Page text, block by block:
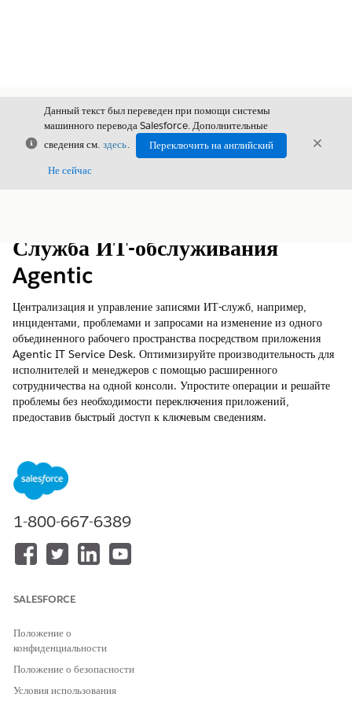
Закрыть
Данный текст был переведен при помощи системы
машинного перевода Salesforce. Дополнительные
сведения см. здесь.
Переключить на английский
Не сейчас
Служба ИТ-обслуживания
Agentic
Централизация и управление записями ИТ-служб, например,
инцидентами, проблемами и запросами на изменение из одного
объединенного рабочего пространства посредством приложения
Agentic IT Service Desk. Оптимизируйте производительность для
исполнителей и менеджеров с помощью расширенного
сотрудничества на одной консоли. Упростите операции и решайте
проблемы без необходимости переключения приложений,
предоставив быстрый доступ к ключевым сведениям.
Доступно в версиях: Lightning Experience
Edition с Agentforce IT Service.
Консоль Agentic IT Service Desk оснащена несколькими
функциями для поддержки ежедневных операций ИТ-служб:
Интегрированное представление: Управляйте всеми
приложений.
сведениям для поддержки информированного принятия
решений, например, сведения об инциденте, сведения о
1-800-667-6389
SALESFORCE
Положение о
конфиденциальности
Положение о безопасности
Условия использования